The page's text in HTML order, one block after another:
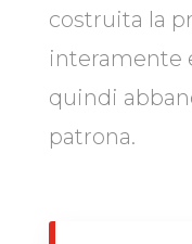
costruita la
interamente
quindi
patrona.